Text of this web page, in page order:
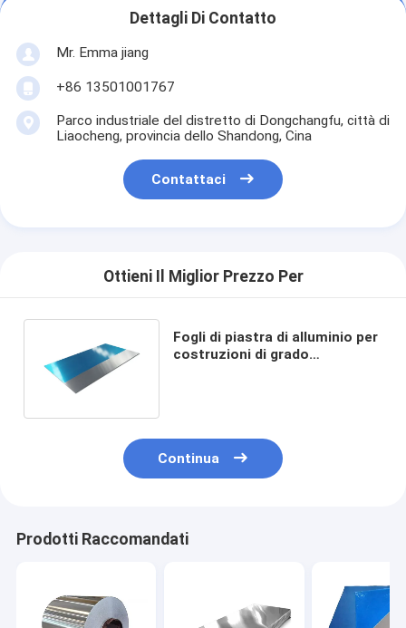
Dettagli Di Contatto
Mr. Emma jiang
+86 13501001767
Parco industriale del distretto di Dongchangfu, città di
Liaocheng, provincia dello Shandong, Cina
Contattaci
Ottieni Il Miglior Prezzo Per
Fogli di piastra di alluminio per
costruzioni di grado
Continua
Prodotti Raccomandati